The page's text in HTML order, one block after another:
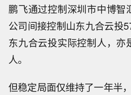
鹏飞通过控制深圳市中博智
公司间接控制山东九合云投
东九合云投实际控制人，亦
人。
但稳定局面仅维持了一年半